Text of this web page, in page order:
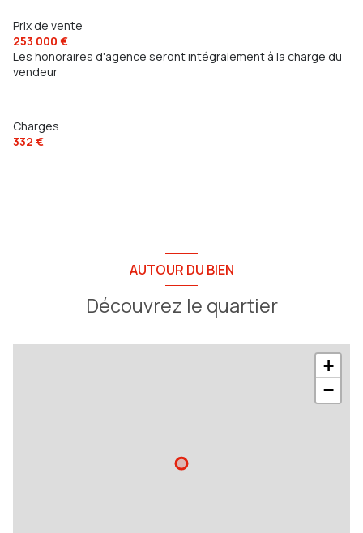
Prix de vente
253 000 €
Les honoraires d'agence seront intégralement à la charge du
vendeur
Charges
332 €
AUTOUR DU BIEN
Découvrez le quartier
+
−